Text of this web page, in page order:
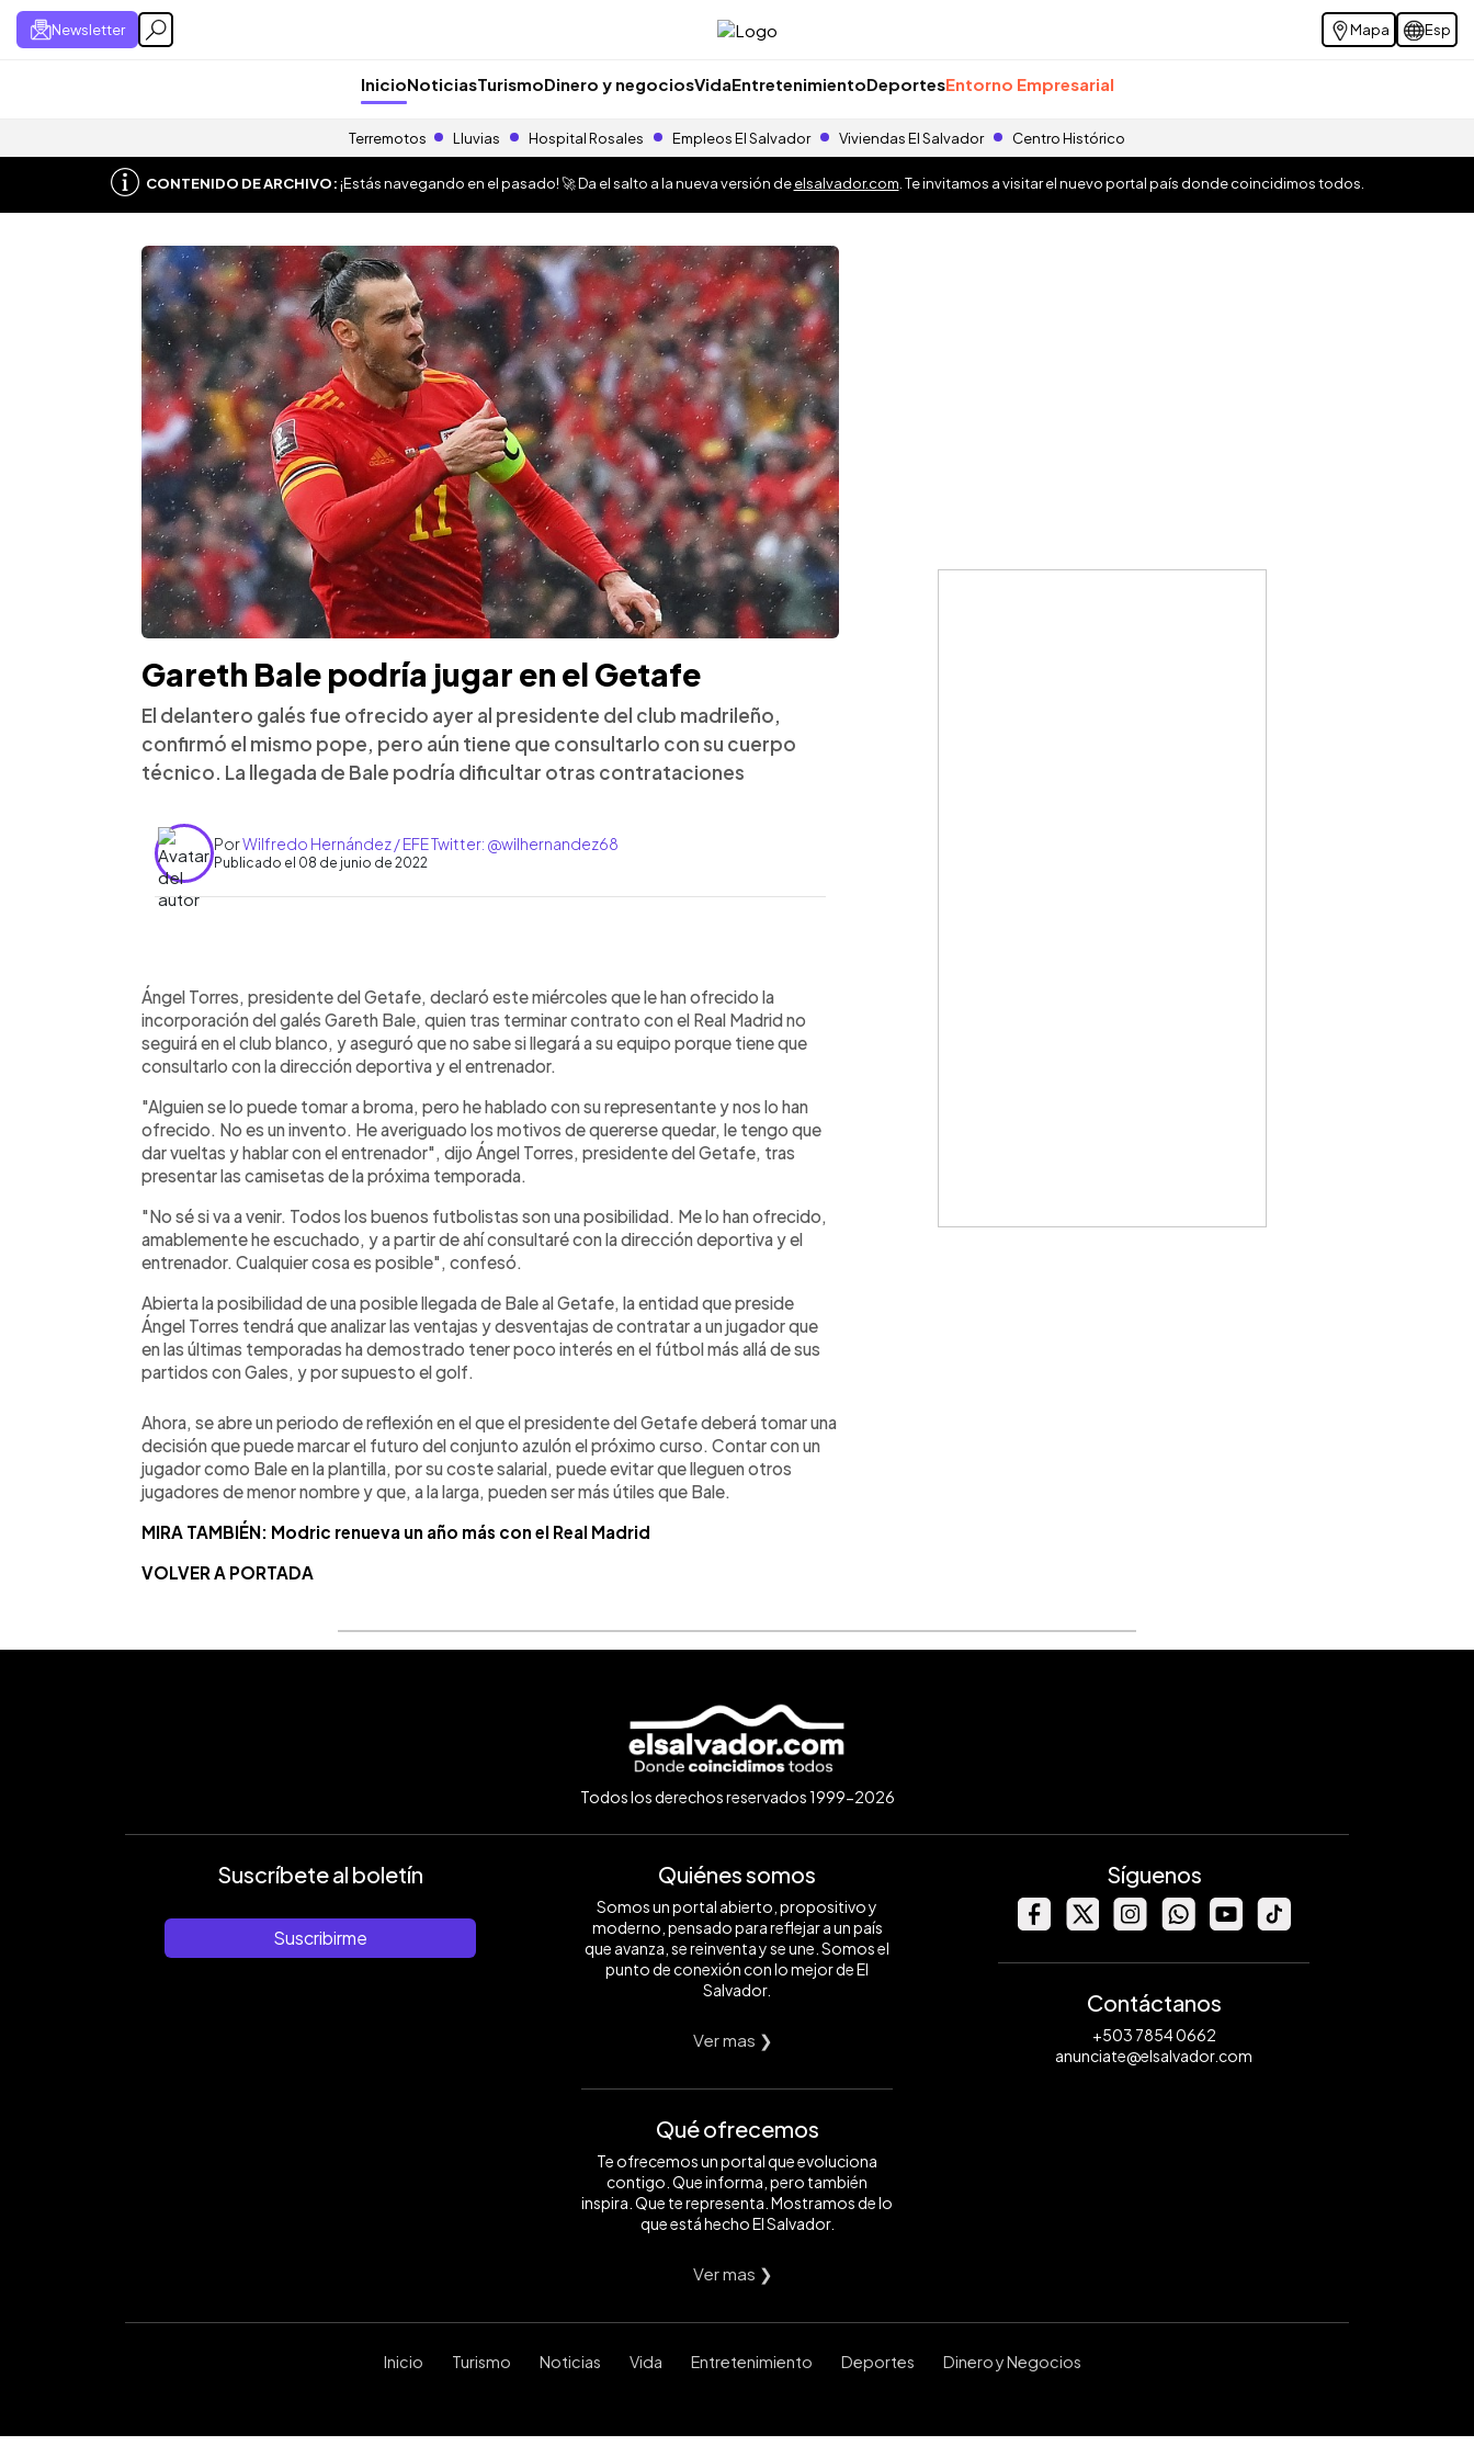
Newsletter Mapa Esp
InicioNoticiasTurismoDinero y negociosVidaEntretenimientoDeportesEntorno Empresarial
Terremotos Lluvias Hospital Rosales Empleos El Salvador Viviendas El Salvador Centro Histórico
CONTENIDO DE ARCHIVO:¡Estás navegando en el pasado! 🚀 Da el salto a la nueva versión deelsalvador.com . Te invitamos a visitar el nuevo portal país donde coincidimos todos.
Gareth Bale podría jugar en el Getafe
El delantero galés fue ofrecido ayer al presidente del club madrileño,
confirmó el mismo pope, pero aún tiene que consultarlo con su cuerpo
técnico. La llegada de Bale podría dificultar otras contrataciones
PorWilfredo Hernández / EFE Twitter: @wilhernandez68
Publicado el 08 de junio de 2022
Escuchar artículo
Ángel Torres, presidente del Getafe, declaró este miércoles que le han ofrecido la
incorporación del galés Gareth Bale, quien tras terminar contrato con el Real Madrid no
seguirá en el club blanco, y aseguró que no sabe si llegará a su equipo porque tiene que
consultarlo con la dirección deportiva y el entrenador.
"Alguien se lo puede tomar a broma, pero he hablado con su representante y nos lo han
ofrecido. No es un invento. He averiguado los motivos de quererse quedar, le tengo que
dar vueltas y hablar con el entrenador", dijo Ángel Torres, presidente del Getafe, tras
presentar las camisetas de la próxima temporada.
"No sé si va a venir. Todos los buenos futbolistas son una posibilidad. Me lo han ofrecido,
amablemente he escuchado, y a partir de ahí consultaré con la dirección deportiva y el
entrenador. Cualquier cosa es posible", confesó.
Abierta la posibilidad de una posible llegada de Bale al Getafe, la entidad que preside
Ángel Torres tendrá que analizar las ventajas y desventajas de contratar a un jugador que
en las últimas temporadas ha demostrado tener poco interés en el fútbol más allá de sus
partidos con Gales, y por supuesto el golf.
Ahora, se abre un periodo de reflexión en el que el presidente del Getafe deberá tomar una
decisión que puede marcar el futuro del conjunto azulón el próximo curso. Contar con un
jugador como Bale en la plantilla, por su coste salarial, puede evitar que lleguen otros
jugadores de menor nombre y que, a la larga, pueden ser más útiles que Bale.
MIRA TAMBIÉN: Modric renueva un año más con el Real Madrid
VOLVER A PORTADA
Todos los derechos reservados 1999-2026
Suscríbete al boletín
Suscribirme
Quiénes somos
Somos un portal abierto, propositivo y
moderno, pensado para reflejar a un país
que avanza, se reinventa y se une. Somos el
punto de conexión con lo mejor de El
Salvador.
Ver mas ❯
Qué ofrecemos
Te ofrecemos un portal que evoluciona
contigo. Que informa, pero también
inspira. Que te representa. Mostramos de lo
que está hecho El Salvador.
Ver mas ❯
Síguenos
Contáctanos
+503 7854 0662
anunciate@elsalvador.com
Inicio Turismo Noticias Vida Entretenimiento Deportes Dinero y Negocios